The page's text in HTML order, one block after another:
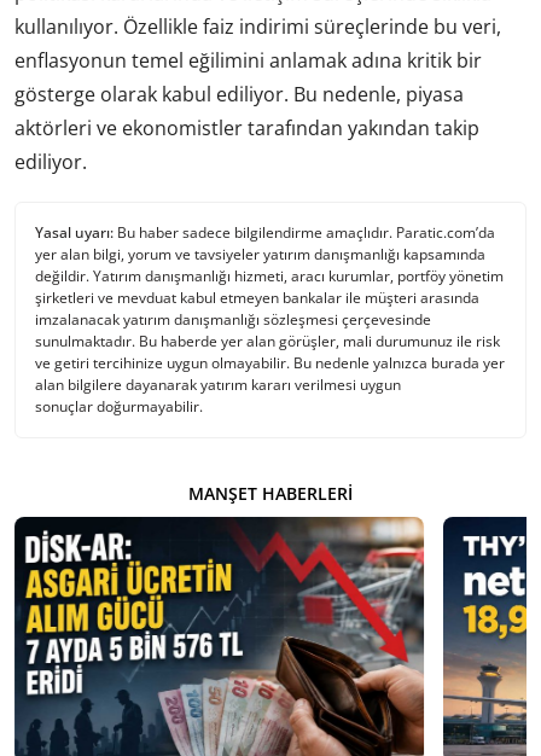
kullanılıyor. Özellikle faiz indirimi süreçlerinde bu veri,
enflasyonun temel eğilimini anlamak adına kritik bir
gösterge olarak kabul ediliyor. Bu nedenle, piyasa
aktörleri ve ekonomistler tarafından yakından takip
ediliyor.
Yasal uyarı: Bu haber sadece bilgilendirme amaçlıdır. Paratic.com’da
yer alan bilgi, yorum ve tavsiyeler yatırım danışmanlığı kapsamında
değildir. Yatırım danışmanlığı hizmeti, aracı kurumlar, portföy yönetim
şirketleri ve mevduat kabul etmeyen bankalar ile müşteri arasında
imzalanacak yatırım danışmanlığı sözleşmesi çerçevesinde
sunulmaktadır. Bu haberde yer alan görüşler, mali durumunuz ile risk
ve getiri tercihinize uygun olmayabilir. Bu nedenle yalnızca burada yer
alan bilgilere dayanarak yatırım kararı verilmesi uygun
sonuçlar doğurmayabilir.
MANŞET HABERLERI